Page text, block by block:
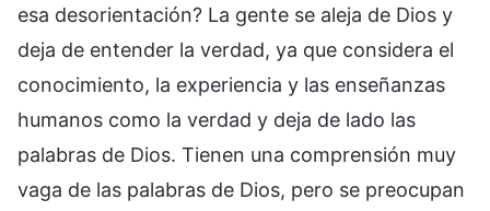
esa desorientación? La gente se aleja de Dios y
deja de entender la verdad, ya que considera el
conocimiento, la experiencia y las enseñanzas
humanos como la verdad y deja de lado las
palabras de Dios. Tienen una comprensión muy
vaga de las palabras de Dios, pero se preocupan